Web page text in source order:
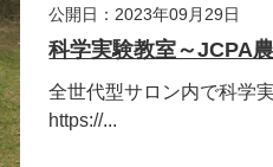
公開日：2023年09月29日
科学実験教室～JCPA
全世代型サロン内で科学
https://...